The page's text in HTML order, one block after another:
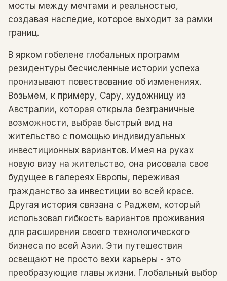
мосты между мечтами и реальностью,
создавая наследие, которое выходит за рамки
границ.
В ярком гобелене глобальных программ
резидентуры бесчисленные истории успеха
пронизывают повествование об изменениях.
Возьмем, к примеру, Сару, художницу из
Австралии, которая открыла безграничные
возможности, выбрав быстрый вид на
жительство с помощью индивидуальных
инвестиционных вариантов. Имея на руках
новую визу на жительство, она рисовала свое
будущее в галереях Европы, переживая
гражданство за инвестиции во всей красе.
Другая история связана с Раджем, который
использовал гибкость вариантов проживания
для расширения своего технологического
бизнеса по всей Азии. Эти путешествия
освещают не просто вехи карьеры - это
преобразующие главы жизни. Глобальный выбор